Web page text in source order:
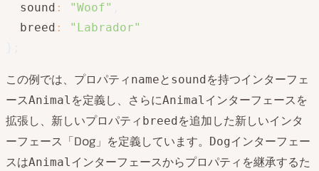
  sound
: "Woof"
  breed
:
"Labrador"
この例では、プロパティ nameと sound を持つインターフェ
ースAnimal を定義し、さらにAnimalインターフェースを
拡張し、新しいプロパティ breed を追加した新しいインタ
ーフェース「Dog」を定義しています。
Dogインターフェー
スはAnimalインターフェースからプロパティを継承するた